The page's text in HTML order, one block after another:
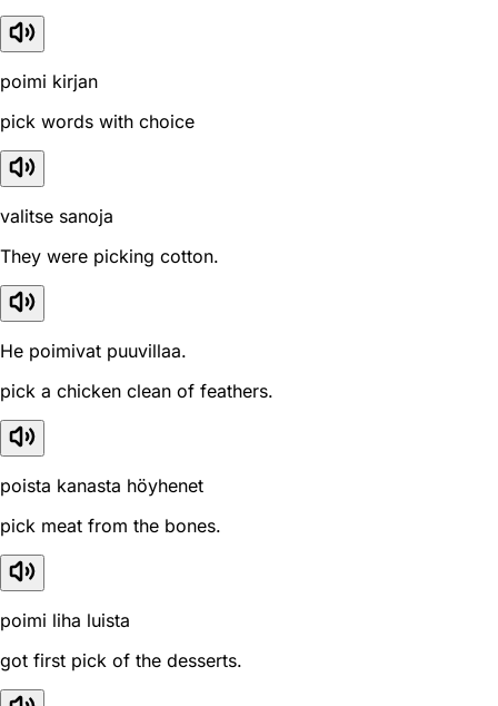
poimi kirjan
pick words with choice
valitse sanoja
They were picking cotton.
He poimivat puuvillaa.
pick a chicken clean of feathers.
poista kanasta höyhenet
pick meat from the bones.
poimi liha luista
got first pick of the desserts.